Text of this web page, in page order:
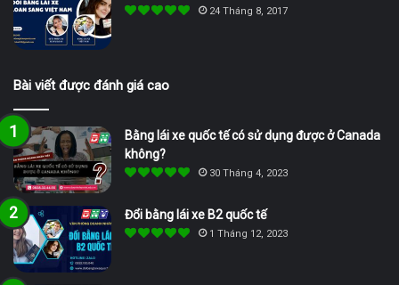
24 Tháng 8, 2017
Bài viết được đánh giá cao
Bằng lái xe quốc tế có sử dụng được ở Canada
không?
30 Tháng 4, 2023
Đổi bằng lái xe B2 quốc tế
1 Tháng 12, 2023